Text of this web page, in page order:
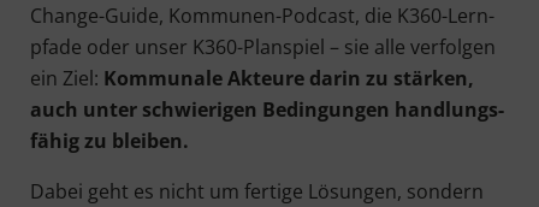
Chan­ge-Gui­de, Kom­mu­nen-Pod­cast, die K360-Lern­
pfa­de oder unser K360-Plan­spiel – sie alle ver­fol­gen
ein Ziel: Kom­mu­na­le Akteu­re dar­in zu stär­ken,
auch unter schwie­ri­gen Bedin­gun­gen hand­lungs­
fä­hig zu bleiben.
Dabei geht es nicht um fer­ti­ge Lösun­gen, son­dern